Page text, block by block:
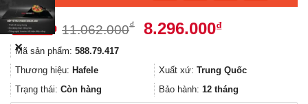
11.062.000₫
Giá
11.062.000₫.
8.296.000₫Giá
là:
8.296.000₫.
Mã sản phẩm: 588.79.417
Thương hiệu: Hafele Xuất xứ: Trung Quốc
Trạng thái: Còn hàng Bảo hành: 12 tháng
✕